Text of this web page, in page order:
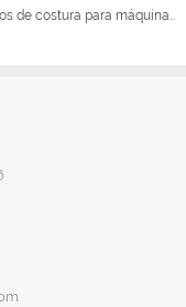
Accesorios de costura para máquinas de coser de pies de presión de ropa Industrial